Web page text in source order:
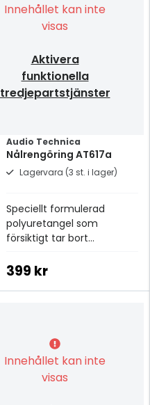
Innehållet kan inte
visas
Aktivera
funktionella
tredjepartstjänster
Audio Technica
Nålrengöring AT617a
Lagervara (3 st. i lager)
Speciellt formulerad
polyuretangel som
försiktigt tar bort
399 kr
Innehållet kan inte
visas